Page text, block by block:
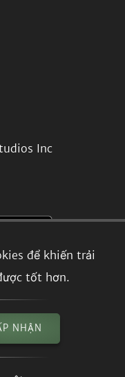
để khiến trải
tốt hơn.
NHẬN
Inc